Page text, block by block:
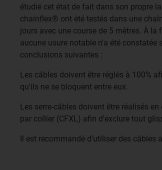
étudié cet état de fait dans son propre
chainflex® ont été testés dans une
jours avec une course de 5 mètres. À
aucune usure notable n'a été constatée
conclusions suivantes :
Les câbles doivent être réglés à 100%
qu'ils ne se bloquent entre eux.
Les serre-câbles doivent être réalisés
par collier (CFXL) afin d'exclure tout
Il est recommandé d'utiliser des câbles